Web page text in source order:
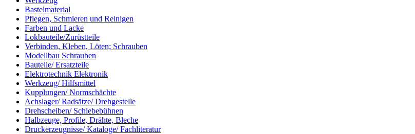
Bastelmaterial
Pflegen, Schmieren und Reinigen
Farben und Lacke
Lokbauteile/Zurüstteile
Verbinden, Kleben, Löten; Schrauben
Modellbau Schrauben
Bauteile/ Ersatzteile
Elektrotechnik Elektronik
Werkzeug/ Hilfsmittel
Kupplungen/ Normschächte
Achslager/ Radsätze/ Drehgestelle
Drehscheiben/ Schiebebühnen
Halbzeuge, Profile, Drähte, Bleche
Druckerzeugnisse/ Kataloge/ Fachliteratur